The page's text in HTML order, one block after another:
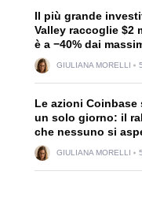
Il più grande
Valley raccoglie $2
è a −40% dai
GIULIANA MORELLI
Le azioni Coinbase
un solo giorno: il
che nessuno si
GIULIANA MORELLI